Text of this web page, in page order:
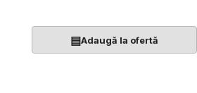
▤Adaugă la ofertă